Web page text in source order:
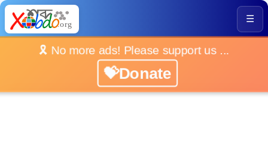
☰
🎗️ No more ads! Please support us ...
💝Donate